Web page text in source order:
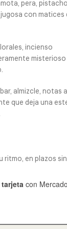
pera,
con matices
incienso
almizcle, notas
que deja una
con